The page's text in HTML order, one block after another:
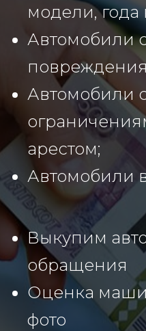
модели, года
Автомобили
Автомобили
арестом;
Автомобили
Выкупим
обращения
Оценка
фото